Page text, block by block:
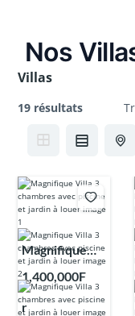
Nos
Villas
19 résultats
Magnifique
Villa 3
chambres
avec piscine et
1,400,000F
r